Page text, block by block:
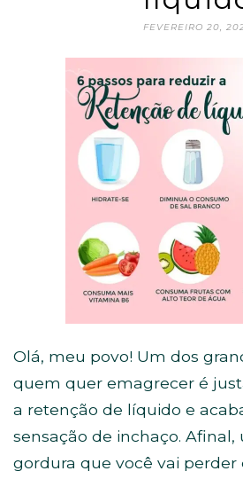
FEVEREIRO 20,
Olá, meu povo! Um dos
quem quer emagrecer é
a retenção de líquido e
sensação de inchaço.
gordura que você vai